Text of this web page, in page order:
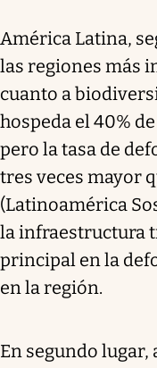
América Latina,
las regiones más
cuanto a
hospeda el 40%
pero la tasa de
tres veces mayor
(Latinoamérica
la infraestructura
principal en la
en la región.
En segundo lugar,